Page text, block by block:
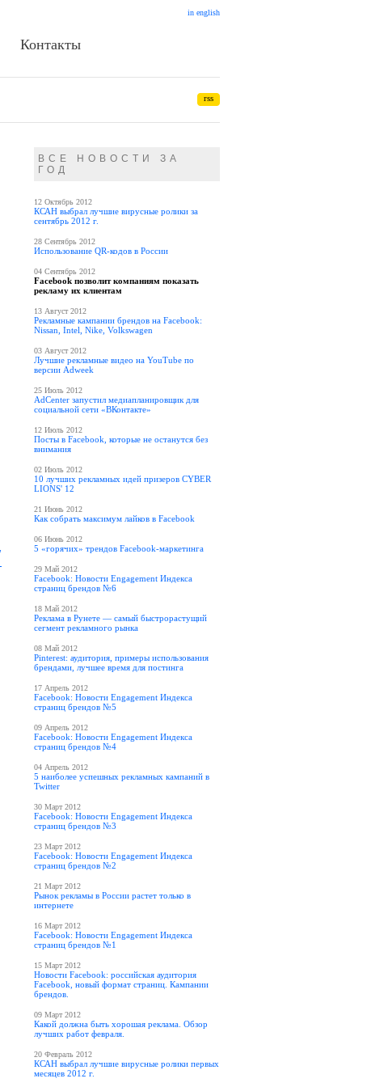
rss
ВСЕ НОВОСТИ ЗА
ГОД
12 Октябрь 2012
КСАН выбрал лучшие вирусные ролики за
сентябрь 2012 г.
28 Сентябрь 2012
Использование QR-кодов в России
04 Сентябрь 2012
Facebook позволит компаниям показать
рекламу их клиентам
13 Август 2012
Рекламные кампании брендов на Facebook:
Nissan, Intel, Nike, Volkswagen
03 Август 2012
Лучшие рекламные видео на YouTube по
версии Adweek
25 Июль 2012
AdCenter запустил медиапланировщик для
социальной сети «ВКонтакте»
12 Июль 2012
Посты в Facebook, которые не останутся без
внимания
02 Июль 2012
10 лучших рекламных идей призеров CYBER
LIONS' 12
21 Июнь 2012
Как собрать максимум лайков в Facebook
06 Июнь 2012
5 «горячих» трендов Facebook-маркетинга
29 Май 2012
Facebook: Новости Engagement Индекса
страниц брендов №6
18 Май 2012
Реклама в Рунете — самый быстрорастущий
сегмент рекламного рынка
08 Май 2012
Pinterest: аудитория, примеры использования
брендами, лучшее время для постинга
17 Апрель 2012
Facebook: Новости Engagement Индекса
страниц брендов №5
09 Апрель 2012
Facebook: Новости Engagement Индекса
страниц брендов №4
04 Апрель 2012
5 наиболее успешных рекламных кампаний в
Twitter
30 Март 2012
Facebook: Новости Engagement Индекса
страниц брендов №3
23 Март 2012
Facebook: Новости Engagement Индекса
страниц брендов №2
21 Март 2012
Рынок рекламы в России растет только в
интернете
16 Март 2012
Facebook: Новости Engagement Индекса
страниц брендов №1
15 Март 2012
Новости Facebook: российская аудитория
Facebook, новый формат страниц. Кампании
брендов.
09 Март 2012
Какой должна быть хорошая реклама. Обзор
лучших работ февраля.
20 Февраль 2012
КСАН выбрал лучшие вирусные ролики первых
месяцев 2012 г.
in english
Контакты